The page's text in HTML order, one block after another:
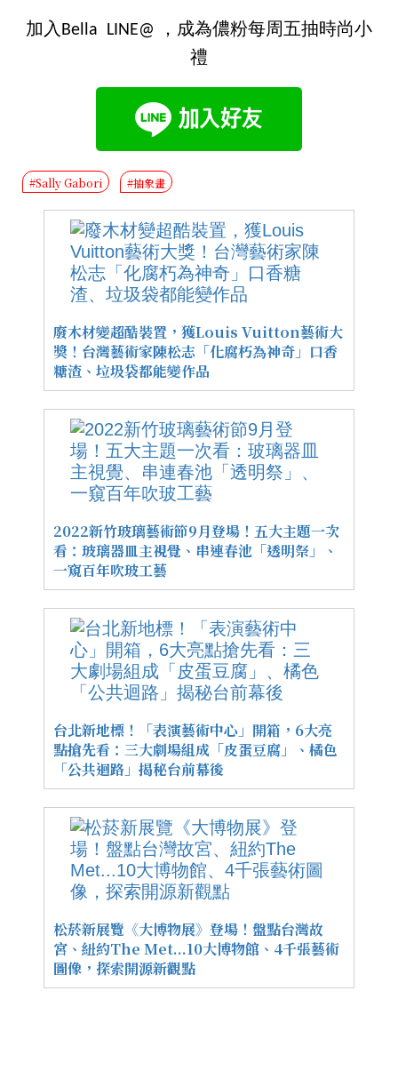
加入Bella LINE@ ，成為儂粉每周五抽時尚小
禮
#Sally Gabori #抽象畫
廢木材變超酷裝置，獲Louis Vuitton藝術大
獎！台灣藝術家陳松志「化腐朽為神奇」口香
糖渣、垃圾袋都能變作品
2022新竹玻璃藝術節9月登場！五大主題一次
看：玻璃器皿主視覺、串連春池「透明祭」、
一窺百年吹玻工藝
台北新地標！「表演藝術中心」開箱，6大亮
點搶先看：三大劇場組成「皮蛋豆腐」、橘色
「公共迴路」揭秘台前幕後
松菸新展覽《大博物展》登場！盤點台灣故
宮、紐約The Met...10大博物館、4千張藝術
圖像，探索開源新觀點